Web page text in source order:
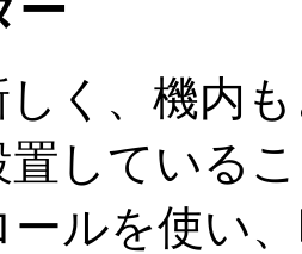
ー
く、機内
置している
ルを使い